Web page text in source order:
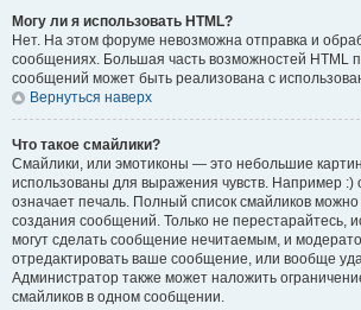
Могу ли я использовать HTML?
Нет. На этом форуме невозможна отправка и
сообщениях. Большая часть возможностей HTML
сообщений может быть реализована с
Вернуться наверх
Что такое смайлики?
Смайлики, или эмотиконы — это небольшие
использованы для выражения чувств. Например :)
означает печаль. Полный список смайликов
создания сообщений. Только не перестарайтесь,
могут сделать сообщение нечитаемым, и
отредактировать ваше сообщение, или вообще
Администратор также может наложить
смайликов в одном сообщении.